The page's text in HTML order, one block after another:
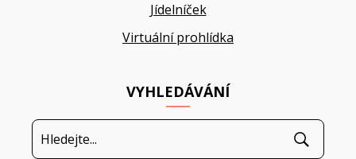
Jídelníček
Virtuální prohlídka
VYHLEDÁVÁNÍ